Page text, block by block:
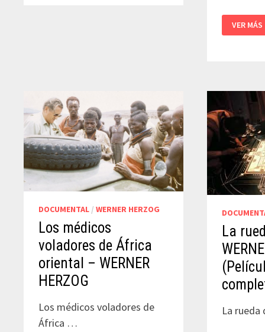
DEL
ONLINE)
VER MÁS
DOCUMENTAL /WERNER HERZOG
Los médicos
voladores de África
oriental – WERNER
HERZOG
Los médicos voladores de
África …
La
La